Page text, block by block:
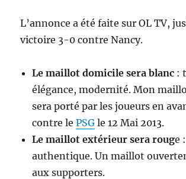
L’annonce a été faite sur OL TV,
victoire 3-0 contre Nancy.
Le maillot domicile sera blanc :
élégance, modernité. Mon
sera porté par les joueurs en
contre lePSG le 12 Mai 2013.
Le maillot extérieur sera rouge
authentique. Un maillot
aux supporters.